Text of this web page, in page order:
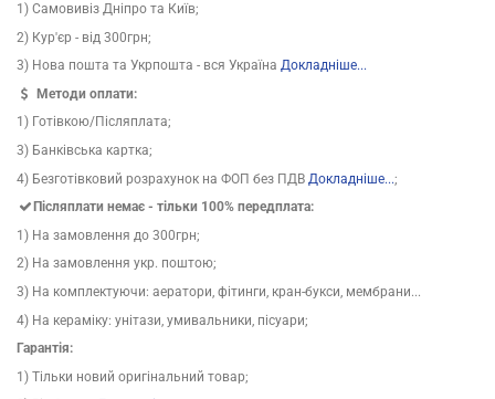
1) Самовивіз Дніпро та Київ;
2) Кур'єр - від 300грн;
3) Нова пошта та Укрпошта - вся Україна Докладніше...
Методи оплати:
1) Готівкою/Післяплата;
3) Банківська картка;
4) Безготівковий розрахунок на ФОП без ПДВ Докладніше...;
Післяплати немає - тільки 100% передплата:
1) На замовлення до 300грн;
2) На замовлення укр. поштою;
3) На комплектуючи: аератори, фітинги, кран-букси, мембрани...
4) На кераміку: унітази, умивальники, пісуари;
Гарантія:
1) Тільки новий оригінальний товар;